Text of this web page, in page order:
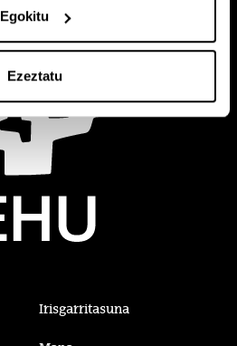
Egokitu
Ezeztatu
Irisgarritasuna